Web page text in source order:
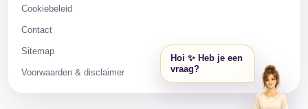
Cookiebeleid
Contact
Sitemap
Voorwaarden & disclaimer
Hoi ✨ Heb je een
vraag?